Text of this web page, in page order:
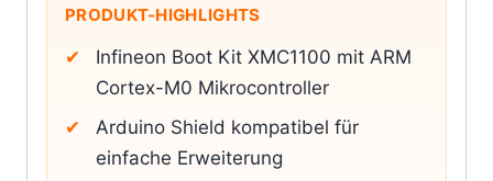
PRODUKT-HIGHLIGHTS
Infineon Boot Kit XMC1100 mit ARM
Cortex-M0 Mikrocontroller
Arduino Shield kompatibel für
einfache Erweiterung